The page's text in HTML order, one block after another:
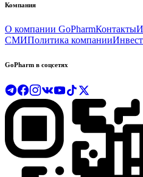
Компания
О компании GoPharmКонтакты
СМИПолитика компании
GoPharm в соцсетях